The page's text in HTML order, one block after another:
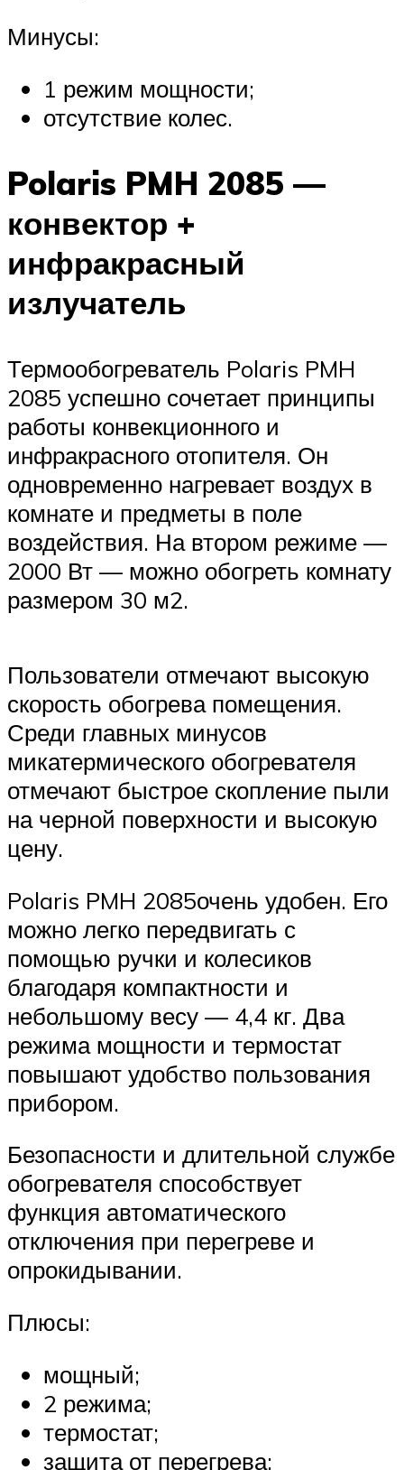
Минусы:
1 режим мощности;
отсутствие колес.
Polaris PMH 2085 —
конвектор +
инфракрасный
излучатель
Термообогреватель Polaris PMH
2085 успешно сочетает принципы
работы конвекционного и
инфракрасного отопителя. Он
одновременно нагревает воздух в
комнате и предметы в поле
воздействия. На втором режиме —
2000 Вт — можно обогреть комнату
размером 30 м2.
Пользователи отмечают высокую
скорость обогрева помещения.
Среди главных минусов
микатермического обогревателя
отмечают быстрое скопление пыли
на черной поверхности и высокую
цену.
Polaris PMH 2085очень удобен. Его
можно легко передвигать с
помощью ручки и колесиков
благодаря компактности и
небольшому весу — 4,4 кг. Два
режима мощности и термостат
повышают удобство пользования
прибором.
Безопасности и длительной службе
обогревателя способствует
функция автоматического
отключения при перегреве и
опрокидывании.
Плюсы:
мощный;
2 режима;
термостат;
защита от перегрева;